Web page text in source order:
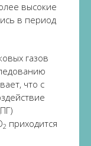
высокие
в период
газов
что с
2 приходится